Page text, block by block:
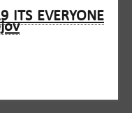
ITS EVERYONE